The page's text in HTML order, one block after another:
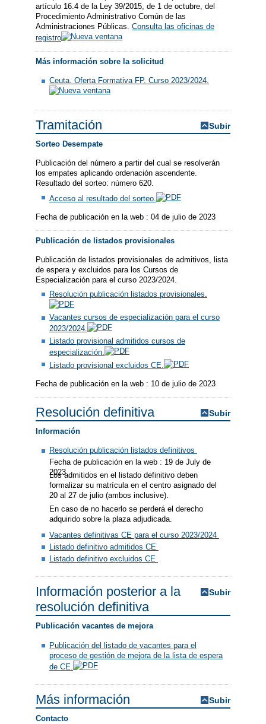
artículo 16.4 de la Ley 39/2015, de 1 de octubre, del
Procedimiento Administrativo Común de las
Administraciones Públicas. Consulta las oficinas de
registro
Más información sobre la solicitud
Ceuta. Oferta Formativa FP. Curso 2023/2024.
Tramitación Subir
Sorteo Desempate
Publicación del número a partir del cual se resolverán
los empates aplicando ordenación ascendente.
Resultado del sorteo: número 620.
Acceso al resultado del sorteo.
Fecha de publicación en la web : 04 de julio de 2023
Publicación de listados provisionales
Publicación de listados provisionales de admitivos, lista
de espera y excluidos para los Cursos de
Especialización para el curso 2023/2024.
Resolución publicación listados provisionales.
Vacantes cursos de especialización para el curso
2023/2024.
Listado provisional admitidos cursos de
especialización.
Listado provisional excluidos CE.
Fecha de publicación en la web : 10 de julio de 2023
Resolución definitiva Subir
Información
Resolución publicación listados definitivos
Fecha de publicación en la web : 19 de July de
2023
Los admitidos en el listado definitivo deben
formalizar su matrícula en el centro asignado del
20 al 27 de julio (ambos inclusive).
En caso de no hacerlo se perderá el derecho
adquirido sobre la plaza adjudicada.
Vacantes definitivas CE para el curso 2023/2024
Listado definitivo admitidos CE
Listado definitivo excluidos CE
Información posterior a la
resolución definitiva
Subir
Publicación vacantes de mejora
Publicación del listado de vacantes para el
proceso de gestión de mejora de la lista de espera
de CE.
Más información Subir
Contacto